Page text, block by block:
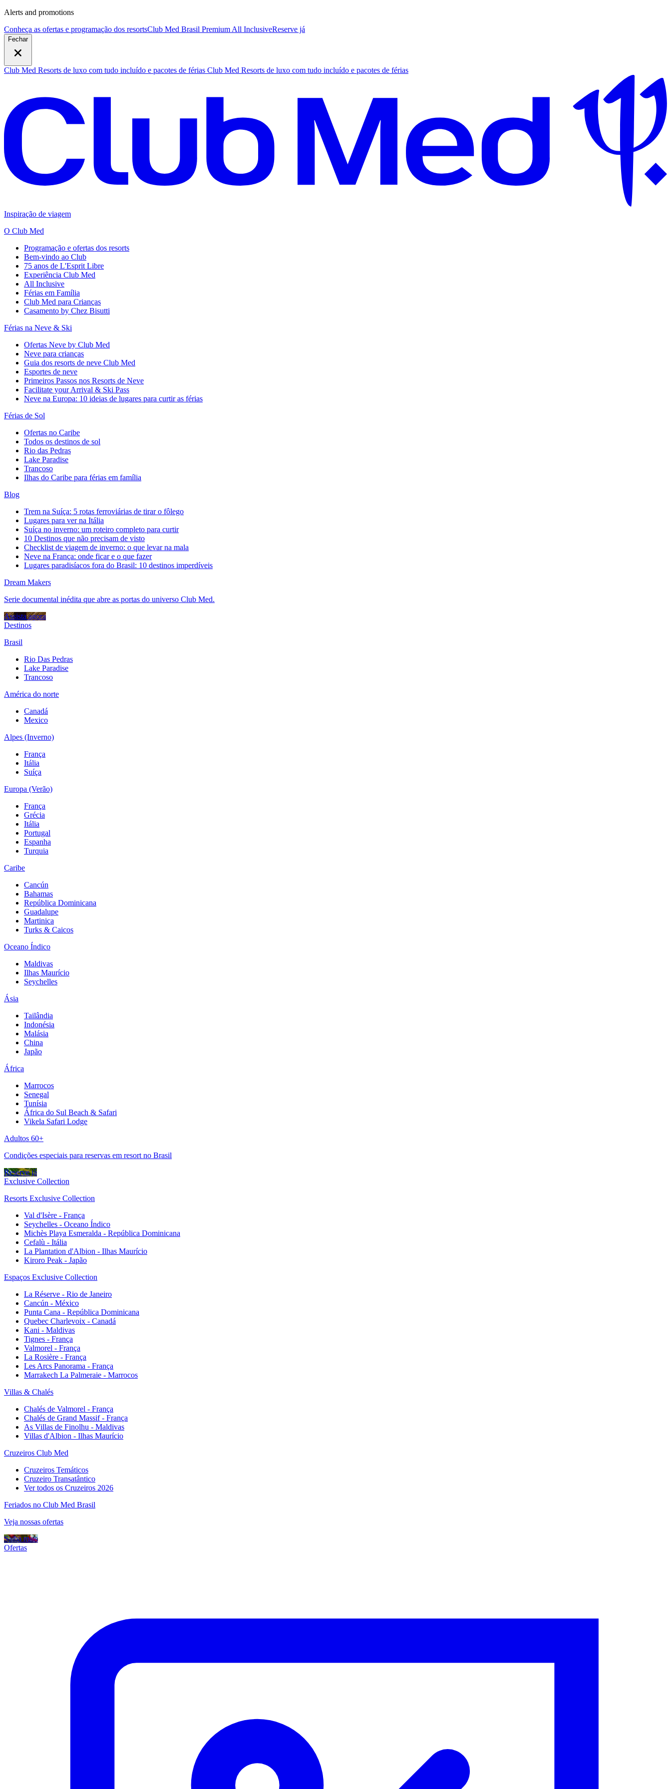
Alerts and promotions
Conheça as ofertas e programação dos resortsClub Med Brasil Premium All InclusiveReserve já
Fechar
Club Med Resorts de luxo com tudo incluído e pacotes de férias Club Med Resorts de luxo com tudo incluído e pacotes de férias
Inspiração de viagem
O Club Med
Programação e ofertas dos resorts
Bem-vindo ao Club
75 anos de L'Esprit Libre
Experiência Club Med
All Inclusive
Férias em Família
Club Med para Crianças
Casamento by Chez Bisutti
Férias na Neve & Ski
Ofertas Neve by Club Med
Neve para crianças
Guia dos resorts de neve Club Med
Esportes de neve
Primeiros Passos nos Resorts de Neve
Facilitate your Arrival & Ski Pass
Neve na Europa: 10 ideias de lugares para curtir as férias
Férias de Sol
Ofertas no Caribe
Todos os destinos de sol
Rio das Pedras
Lake Paradise
Trancoso
Ilhas do Caribe para férias em família
Blog
Trem na Suíça: 5 rotas ferroviárias de tirar o fôlego
Lugares para ver na Itália
Suíça no inverno: um roteiro completo para curtir
10 Destinos que não precisam de visto
Checklist de viagem de inverno: o que levar na mala
Neve na França: onde ficar e o que fazer
Lugares paradisíacos fora do Brasil: 10 destinos imperdíveis
Dream Makers
Serie documental inédita que abre as portas do universo Club Med.
Assista agora
Destinos
Brasil
Rio Das Pedras
Lake Paradise
Trancoso
América do norte
Canadá
Mexico
Alpes (Inverno)
França
Itália
Suíça
Europa (Verão)
França
Grécia
Itália
Portugal
Espanha
Turquia
Caribe
Cancún
Bahamas
República Dominicana
Guadalupe
Martinica
Turks & Caicos
Oceano Índico
Maldivas
Ilhas Maurício
Seychelles
Ásia
Tailândia
Indonésia
Malásia
China
Japão
África
Marrocos
Senegal
Tunísia
África do Sul Beach & Safari
Vikela Safari Lodge
Adultos 60+
Condições especiais para reservas em resort no Brasil
Reserve já
Exclusive Collection
Resorts Exclusive Collection
Val d'Isère - França
Seychelles - Oceano Índico
Michès Playa Esmeralda - República Dominicana
Cefalù - Itália
La Plantation d'Albion - Ilhas Maurício
Kiroro Peak - Japão
Espaços Exclusive Collection
La Réserve - Rio de Janeiro
Cancún - México
Punta Cana - República Dominicana
Quebec Charlevoix - Canadá
Kani - Maldivas
Tignes - França
Valmorel - França
La Rosière - França
Les Arcs Panorama - França
Marrakech La Palmeraie - Marrocos
Villas & Chalés
Chalés de Valmorel - França
Chalés de Grand Massif - França
As Villas de Finolhu - Maldivas
Villas d'Albion - Ilhas Maurício
Cruzeiros Club Med
Cruzeiros Temáticos
Cruzeiro Transatântico
Ver todos os Cruzeiros 2026
Feriados no Club Med Brasil
Veja nossas ofertas
Saiba mais
Ofertas